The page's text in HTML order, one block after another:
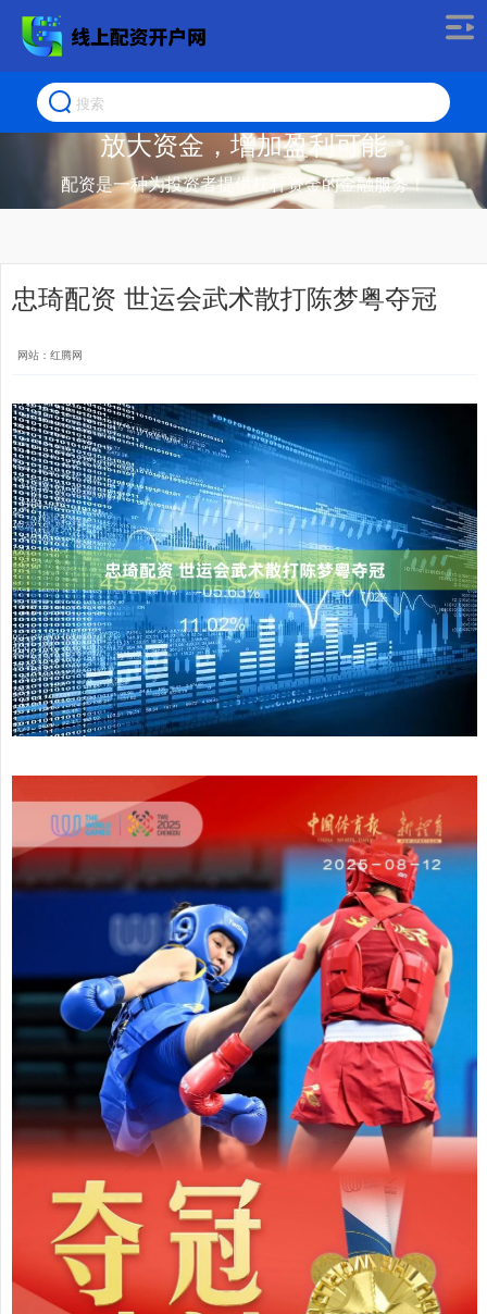
放大资金，增加盈利可能
配资是一种为投资者提供杠杆资金的金融服务！
忠琦配资 世运会武术散打陈梦粤夺冠
网站：红腾网